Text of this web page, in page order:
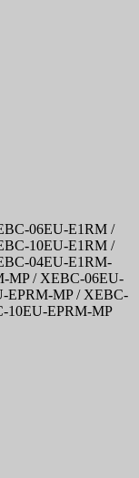
06EU-E1RM /
10EU-E1RM /
04EU-E1RM-
MP / XEBC-06EU-
EPRM-MP / XEBC-
10EU-EPRM-MP